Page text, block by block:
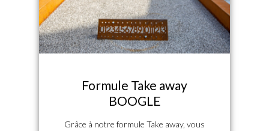
Formule Take away
BOOGLE
Grâce à notre formule Take away, vous